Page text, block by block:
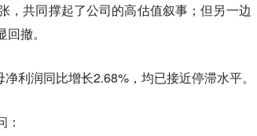
，共同撑起了公司的高估值叙事；但另一边
撤。
利润同比增长2.68%，均已接近停滞水平。